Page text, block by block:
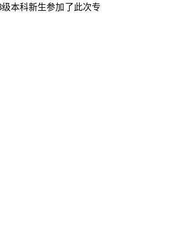
本科新生参加了此次专